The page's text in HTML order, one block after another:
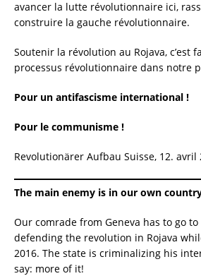
avancer la lutte révolutionnaire ici,
construire la gauche révolutionnaire.
Soutenir la révolution au Rojava, c’est
processus révolutionnaire dans notre
Pour un antifascisme international !
Pour le communisme !
Revolutionärer Aufbau Suisse, 12. avril
The main enemy is in our own
Our comrade from Geneva has to go
defending the revolution in Rojava
2016. The state is criminalizing his
say: more of it!